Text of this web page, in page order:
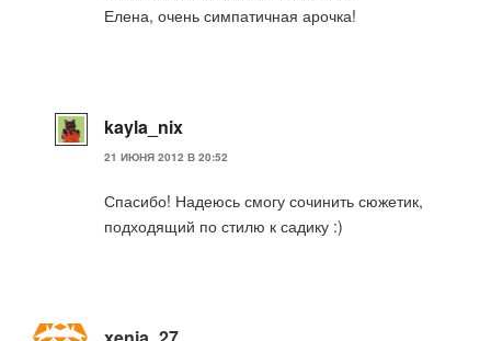
Елена, очень симпатичная арочка!
kayla_nix
21 ИЮНЯ 2012 В 20:52
Спасибо! Надеюсь смогу сочинить сюжетик,
подходящий по стилю к садику :)